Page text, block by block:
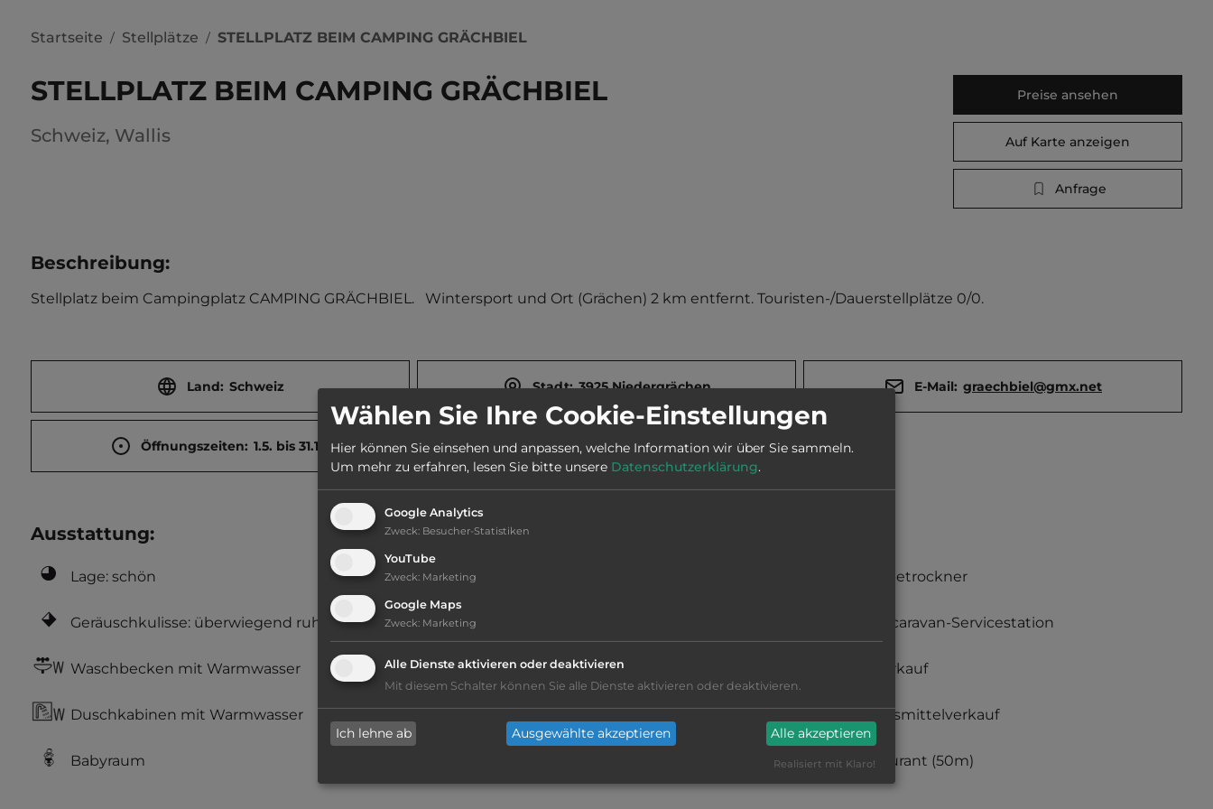
Startseite / Stellplätze / STELLPLATZ BEIM CAMPING GRÄCHBIEL
STELLPLATZ BEIM CAMPING GRÄCHBIEL
Schweiz, Wallis
Preise ansehen
Auf Karte anzeigen
Anfrage
Beschreibung:
Stellplatz beim Campingplatz CAMPING GRÄCHBIEL.   Wintersport und Ort (Grächen) 2 km entfernt. Touristen-/Dauerstellplätze 0/0.
Land: Schweiz Stadt: 3925 Niedergrächen E-Mail: graechbiel@gmx.net
Öffnungszeiten: 1.5. bis 31.10.
Ausstattung:
Lage: schön
Geräuschkulisse: überwiegend ruhig
Waschbecken mit Warmwasser
Duschkabinen mit Warmwasser
Babyraum
komplette Sanitäreinrichtung für
Fäkalienausguss
Wäschewaschbecken mit Warmwasser
Wäschetrockner
Motorcaravan-Servicestation
Gasverkauf
Lebensmittelverkauf
Restaurant (50m)
Wählen Sie Ihre Cookie-Einstellungen
Hier können Sie einsehen und anpassen, welche Information wir über Sie sammeln.
Um mehr zu erfahren, lesen Sie bitte unsere Datenschutzerklärung.
Google Analytics
Zweck: Besucher-Statistiken
YouTube
Zweck: Marketing
Google Maps
Zweck: Marketing
Alle Dienste aktivieren oder deaktivieren
Mit diesem Schalter können Sie alle Dienste aktivieren oder deaktivieren.
Ich lehne ab Ausgewählte akzeptieren Alle akzeptieren
Realisiert mit Klaro!